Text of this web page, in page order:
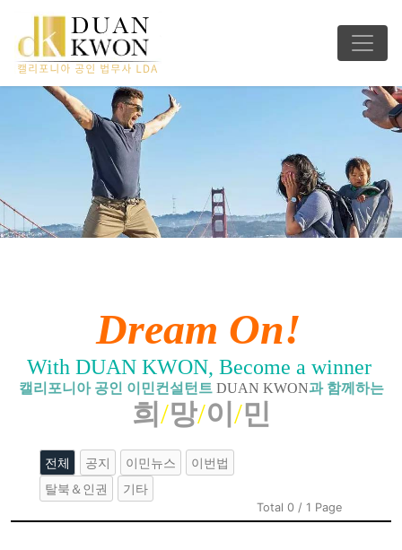
Dream On!
With DUAN KWON, Become a winner
캘리포니아 공인 이민컨설턴트 DUAN KWON과 함께하는
희 /망/이 /민
전체 공지 이민뉴스
이번법
탈북＆인권
기타
Total 0 / 1 Page